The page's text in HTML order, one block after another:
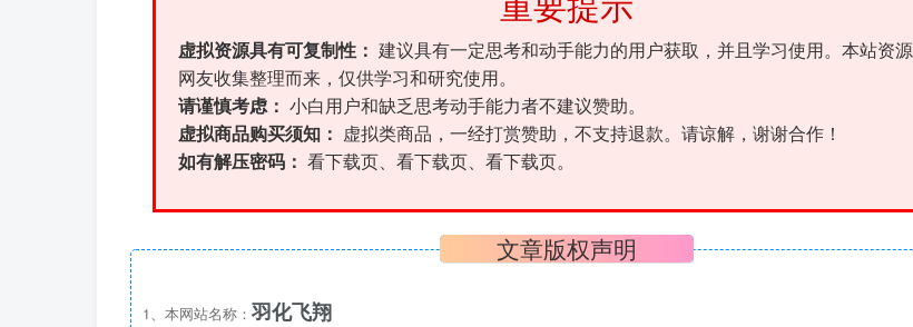
虚拟资源具有可复制性： 建议具有一定思考和动手能力的用户获取，并且学习使用。本站资
网友收集整理而来，仅供学习和研究使用。
请谨慎考虑： 小白用户和缺乏思考动手能力者不建议赞助。
虚拟商品购买须知：
虚拟类商品，一经打赏赞助，不支持退款。请谅解，谢谢合作！
如有解压密码： 看下载页、看下载页、看下载页。
文章版权声明
1、本网站名称： 羽化飞翔